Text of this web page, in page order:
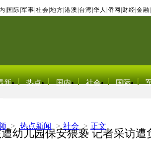
国际 军事 社会 地方 港澳 台湾 华人 侨网 财经 金融
新 热点 国内 社会 国际
> 热点新闻 > 社会 > 正文
幼儿园保安猥亵 记者采访遭